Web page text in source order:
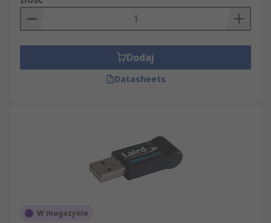
Dodaj
Datasheets
W magazynie